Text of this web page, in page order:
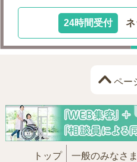
24時間受付 ネ
ペー
トップ 一般のみなさま